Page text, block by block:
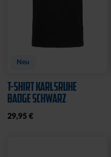
Neu
T-SHIRT KARLSRUHE
BADGE SCHWARZ
29,95 €